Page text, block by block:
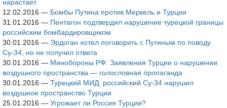
нарастает
12.02.2016 — Бомбы Путина против Меркель и Турции
31.01.2016 — Пентагон подтвердил нарушение турецкой границы
российским бомбардировщиком
30.01.2016 — Эрдоган хотел поговорить с Путиным по поводу
Су-34, но не получил ответа
30.01.2016 — Минобороны РФ: Заявления Турции о нарушении
воздушного пространства — голословная пропаганда
30.01.2016 — Турецкий МИД: российский Су-34 нарушил
воздушное пространство Турции
25.01.2016 — Угрожает ли Россия Турции?